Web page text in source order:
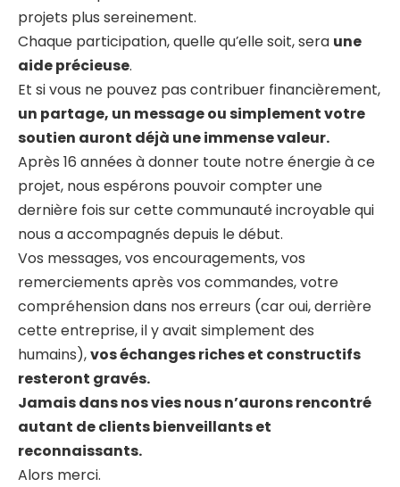
projets plus sereinement.
Chaque participation, quelle qu’elle soit, sera une
aide précieuse.
Et si vous ne pouvez pas contribuer financièrement,
un partage, un message ou simplement votre
soutien auront déjà une immense valeur.
Après 16 années à donner toute notre énergie à ce
projet, nous espérons pouvoir compter une
dernière fois sur cette communauté incroyable qui
nous a accompagnés depuis le début.
Vos messages, vos encouragements, vos
remerciements après vos commandes, votre
compréhension dans nos erreurs (car oui, derrière
cette entreprise, il y avait simplement des
humains),vos échanges riches et constructifs
resteront gravés.
Jamais dans nos vies nous n’aurons rencontré
autant de clients bienveillants et
reconnaissants.
Alors merci.